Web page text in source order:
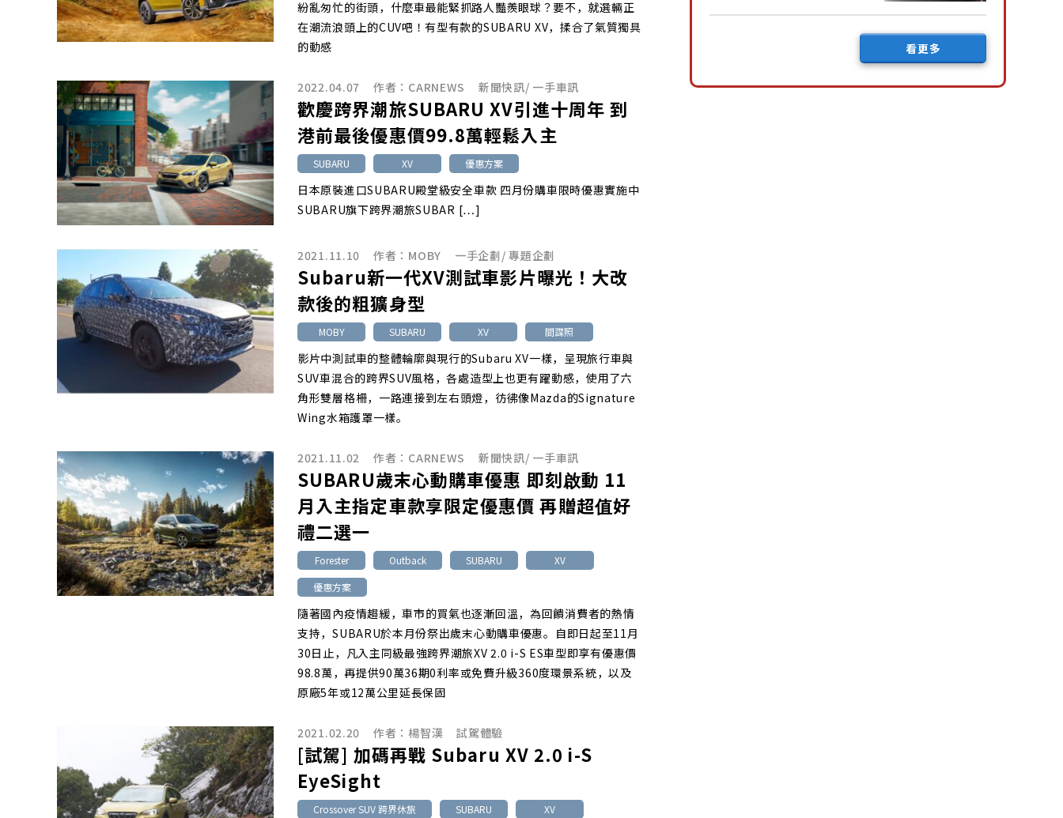
紛亂匆忙的街頭，什麼車最能緊抓路人豔羨眼球？要不，就選輛正
在潮流浪頭上的CUV吧！有型有款的SUBARU XV，揉合了氣質獨具
的動感
2022.04.07 作者： CARNEWS 新聞快訊/ 一手車訊
歡慶跨界潮旅SUBARU XV引進十周年 到
港前最後優惠價99.8萬輕鬆入主
SUBARU XV 優惠方案
日本原裝進口SUBARU殿堂級安全車款 四月份購車限時優惠實施中
SUBARU旗下跨界潮旅SUBAR […]
2021.11.10 作者： MOBY 一手企劃 /專題企劃
Subaru新一代XV測試車影片曝光！大改
款後的粗獷身型
MOBY SUBARU XV 間諜照
影片中測試車的整體輪廓與現行的Subaru XV一樣，呈現旅行車與
SUV車混合的跨界SUV風格，各處造型上也更有躍動感，使用了六
角形雙層格柵，一路連接到左右頭燈，彷彿像Mazda的Signature
Wing水箱護罩一樣。
2021.11.02 作者： CARNEWS 新聞快訊/ 一手車訊
SUBARU歲末心動購車優惠 即刻啟動 11
月入主指定車款享限定優惠價 再贈超值好
禮二選一
Forester Outback SUBARU
XV
優惠方案
隨著國內疫情趨緩，車市的買氣也逐漸回溫，為回饋消費者的熱情
支持，SUBARU於本月份祭出歲末心動購車優惠。自即日起至11月
30日止，凡入主同級最強跨界潮旅XV 2.0 i-S ES車型即享有優惠價
98.8萬，再提供90萬36期0利率或免費升級360度環景系統，以及
原廠5年或12萬公里延長保固
2021.02.20 作者：楊智漢 試駕體驗
[試駕] 加碼再戰 Subaru XV 2.0 i-S
EyeSight
Crossover SUV 跨界休旅 SUBARU XV
Premium打造的「限定
看更多